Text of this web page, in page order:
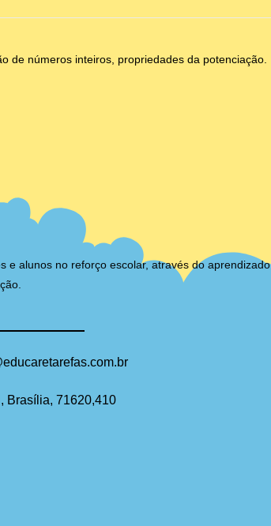
de números inteiros, propriedades da potenciação.
e alunos no reforço escolar, através do aprendizado
Brasília, 71620,410